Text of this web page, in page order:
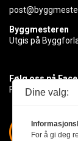
Byggmesteren
Utgis på
Følg oss på
Få med deg det
Dine valg:
For å gi deg